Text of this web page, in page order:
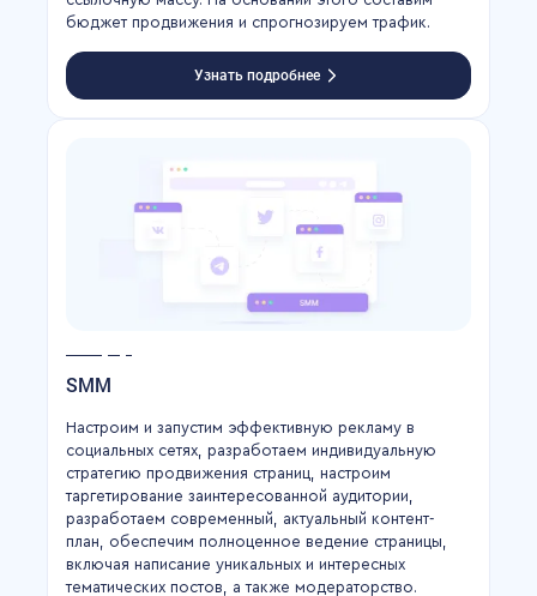
бюджет продвижения и спрогнозируем трафик.
Узнать подробнее
SMM
Настроим и запустим эффективную рекламу в
социальных сетях, разработаем индивидуальную
стратегию продвижения страниц, настроим
таргетирование заинтересованной аудитории,
разработаем современный, актуальный контент-
план, обеспечим полноценное ведение страницы,
включая написание уникальных и интересных
тематических постов, а также модераторство.